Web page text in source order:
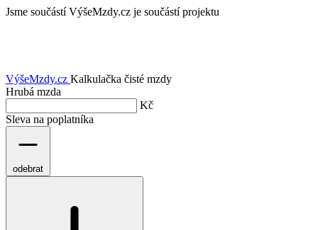
Jsme součástí VýšeMzdy.cz je součástí projektu
VýšeMzdy.cz Kalkulačka čisté mzdy
Hrubá mzda
Kč
Sleva na poplatníka
odebrat